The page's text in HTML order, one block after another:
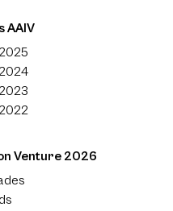
AAIV
Venture 2026